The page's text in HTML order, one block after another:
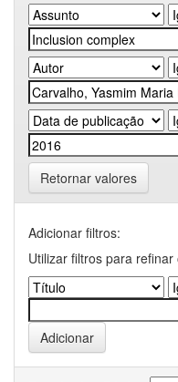
Retornar valores
Adicionar filtros:
Utilizar filtros para